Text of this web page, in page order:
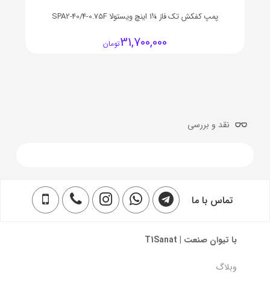
پمپ کفکش تک فاز ¼1 اینچ ویستولا SPA2-40/4-0.75F
31,700,000تومان
نقد و بررسی
تماس با ما
با تیوان صنعت | T1Sanat
وبلاگ